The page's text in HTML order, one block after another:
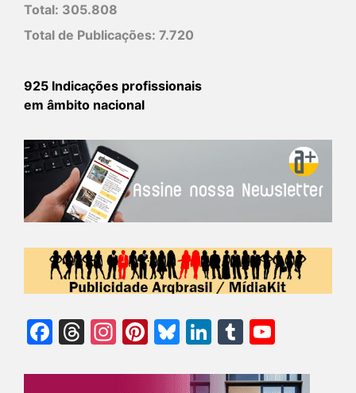
Total: 305.808
Total de Publicações: 7.720
925 Indicações profissionais
em âmbito nacional
Facebook
Threads
Instagram
Pinterest
Bluesky
LinkedIn
Tumblr